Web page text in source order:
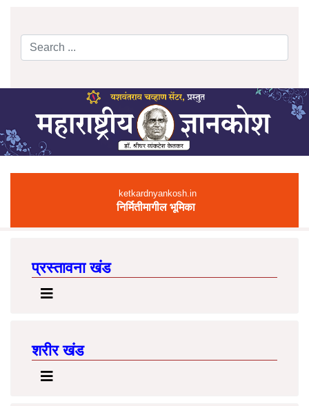
ketkardnyankosh.in
निर्मितीमागील भूमिका
प्रस्तावना खंड
शरीर खंड